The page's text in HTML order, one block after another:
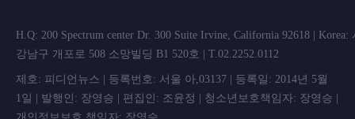
H.Q: 200 Spectrum center Dr. 300 Suite Irvine, California 92618 | Korea:
강남구 개포로 508 소망빌딩 B1 520호 | T.02.2252.0112
제호: 피디언뉴스 | 등록번호: 서울 아,03137 | 등록일: 2014년 5월
1일 | 발행인: 장영승 | 편집인: 조윤정 | 청소년보호책임자: 장영승 |